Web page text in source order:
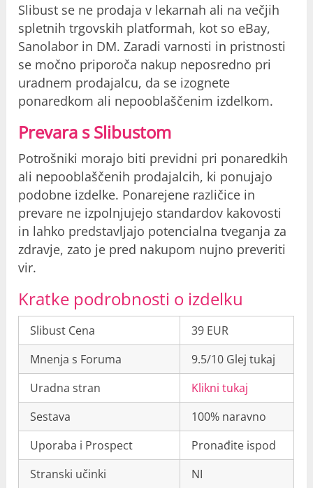
Slibust se ne prodaja v lekarnah ali na večjih
spletnih trgovskih platformah, kot so eBay,
Sanolabor in DM. Zaradi varnosti in pristnosti
se močno priporoča nakup neposredno pri
uradnem prodajalcu, da se izognete
ponaredkom ali nepooblaščenim izdelkom.
Prevara s Slibustom
Potrošniki morajo biti previdni pri ponaredkih
ali nepooblaščenih prodajalcih, ki ponujajo
podobne izdelke. Ponarejene različice in
prevare ne izpolnjujejo standardov kakovosti
in lahko predstavljajo potencialna tveganja za
zdravje, zato je pred nakupom nujno preveriti
vir.
Kratke podrobnosti o izdelku
Slibust Cena
39 EUR
Mnenja s Foruma
9.5/10 Glej tukaj
Uradna stran
Klikni tukaj
Sestava
100% naravno
Uporaba i Prospect
Pronađite ispod
Stranski učinki
NI